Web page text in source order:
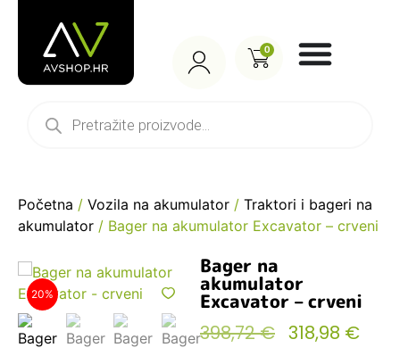
0
Početna / Vozila na akumulator / Traktori i bageri na
akumulator / Bager na akumulator Excavator – crveni
20%
Bager na
akumulator
Excavator – crveni
398,72€ 318,98 €